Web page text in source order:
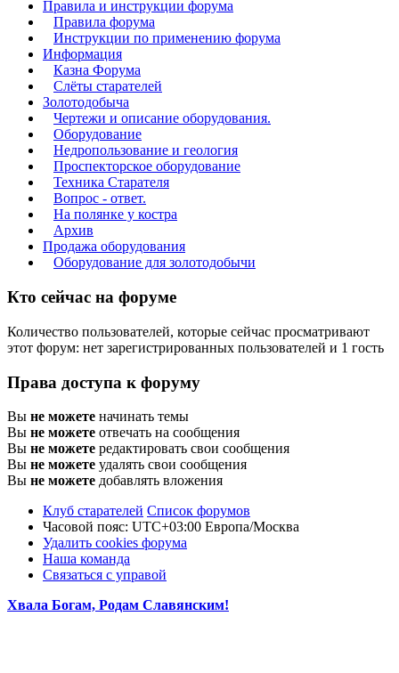
Правила и инструкции форума
Правила форума
Инструкции по применению форума
Информация
Казна Форума
Слёты старателей
Золотодобыча
Чертежи и описание оборудования.
Оборудование
Недропользование и геология
Проспекторское оборудование
Техника Старателя
Вопрос - ответ.
На полянке у костра
Архив
Продажа оборудования
Оборудование для золотодобычи
Кто сейчас на форуме
Количество пользователей, которые сейчас просматривают
этот форум: нет зарегистрированных пользователей и 1 гость
Права доступа к форуму
Вы не можете начинать темы
Вы не можете отвечать на сообщения
Вы не можете редактировать свои сообщения
Вы не можете удалять свои сообщения
Вы не можете добавлять вложения
Клуб старателей Список форумов
Часовой пояс: UTC+03:00 Европа/Москва
Удалить cookies форума
Наша команда
Связаться с управой
Хвала Богам, Родам Славянским!